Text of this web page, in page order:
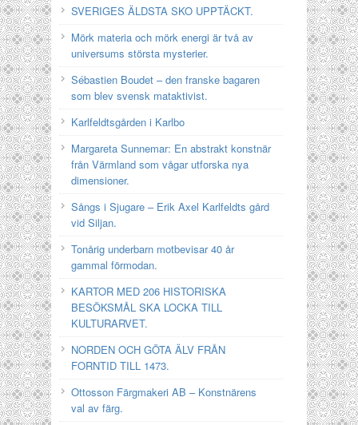
SVERIGES ÄLDSTA SKO UPPTÄCKT.
Mörk materia och mörk energi är två av
universums största mysterier.
Sébastien Boudet – den franske bagaren
som blev svensk mataktivist.
Karlfeldtsgården i Karlbo
Margareta Sunnemar: En abstrakt konstnär
från Värmland som vågar utforska nya
dimensioner.
Sångs i Sjugare – Erik Axel Karlfeldts gård
vid Siljan.
Tonårig underbarn motbevisar 40 år
gammal förmodan.
KARTOR MED 206 HISTORISKA
BESÖKSMÅL SKA LOCKA TILL
KULTURARVET.
NORDEN OCH GÖTA ÄLV FRÅN
FORNTID TILL 1473.
Ottosson Färgmakeri AB – Konstnärens
val av färg.